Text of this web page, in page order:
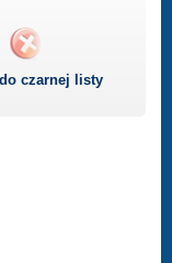
czarnej listy